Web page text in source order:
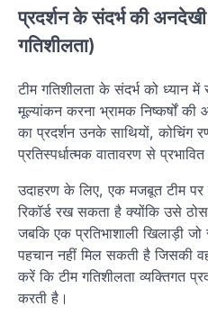
प्रदर्शन के संदर्भ की
गतिशीलता)
टीम गतिशीलता के संदर्भ को ध्यान
मूल्यांकन करना भ्रामक निष्कर्षों
का प्रदर्शन उनके साथियों, कोचिंग
प्रतिस्पर्धात्मक वातावरण से
उदाहरण के लिए, एक मजबूत टीम
रिकॉर्ड रख सकता है क्योंकि उसे
जबकि एक प्रतिभाशाली खिलाड़ी
पहचान नहीं मिल सकती है जिसकी
करें कि टीम गतिशीलता व्यक्तिगत
करती है।